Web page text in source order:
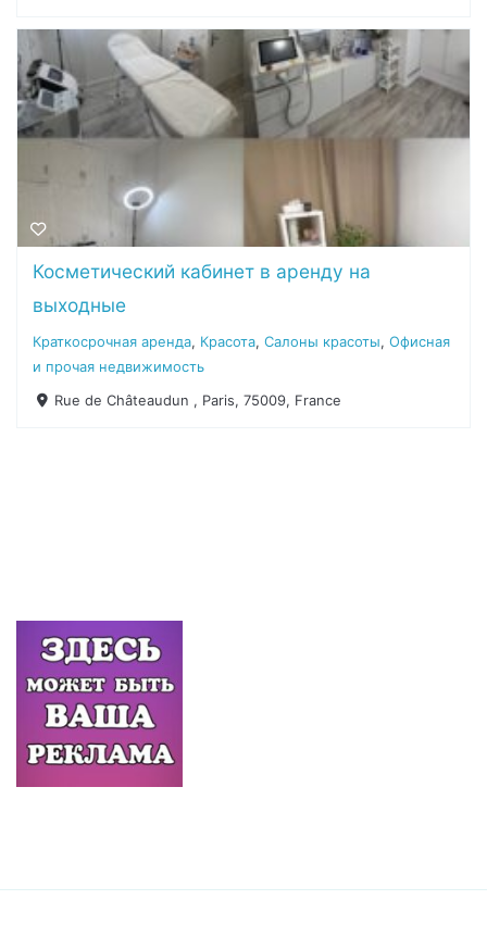
Косметический кабинет в аренду на
выходные
Краткосрочная аренда, Красота,Салоны красоты,Офисная
и прочая недвижимость
Rue de Châteaudun , Paris, 75009, France